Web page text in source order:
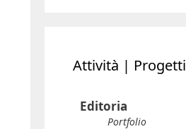
Attività | Progetti
Editoria
Portfolio